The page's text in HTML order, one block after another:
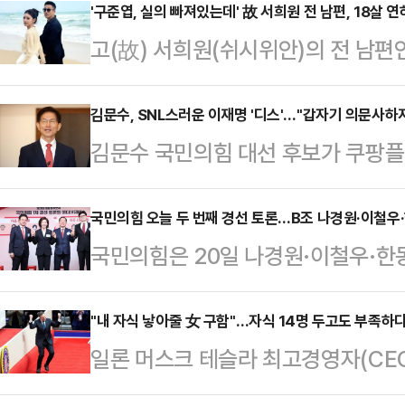
무당층을 사로잡을 제3의 후보 등
당적 연합 구상에 직접 입을 뗀 이
지 주목된다.19일 정치권에 따르면
도하는 새민주당이 최근 이른바 '초
당 대선 예비후보의 독주를 막고 국
사회통합…
'구준엽, 실의 빠져있는데' 故 서희원 전 남편, 18살
고(故) 서희원(쉬시위안)의 전 남
는 18살 연하 인플루언서이다.9일(
면, 왕소비는 오는 5월 17일 중국
매(마샤오메이)와 결혼식을 치를
소비는 세간의 눈을 의식한 듯, 가
식을 올린다고 밝혔다. 그러나 일
고, 셰프의 요리 모습도 생중계된
월 자신의 전처…
김문수, SNL스러운 이재명 '디스'…"갑자기 의문사하
김문수 국민의힘 대선 후보가 쿠팡
불어민주당 대선 후보를 향해 "너무
세를 한다" "말을 안 듣는다고 해서
등 예능 최적화 '디스(상대를 공격
후보는 19일 본방이 방송된 'SNL
다. 이 코너는 배우 지예은이 편의
상대로 면접하는 형식으로 진행됐
국민…
국민의힘 오늘 두 번째 경선 토론…B조 나경원·이철우
국민의힘은 20일 나경원·이철우·
4명을 대상으로 2차 조별 토론회를
강서구 ASSA 아트홀에서 진행되
된다.후보들은 먼저 자신의 성격유
공통주제와 조별주제 토론을 이어
"내 자식 낳아줄 女 구함"…자식 14명 두고도 부족하
일론 머스크 테슬라 최고경영자
야 문명을 지킬 수 있다는 시각을